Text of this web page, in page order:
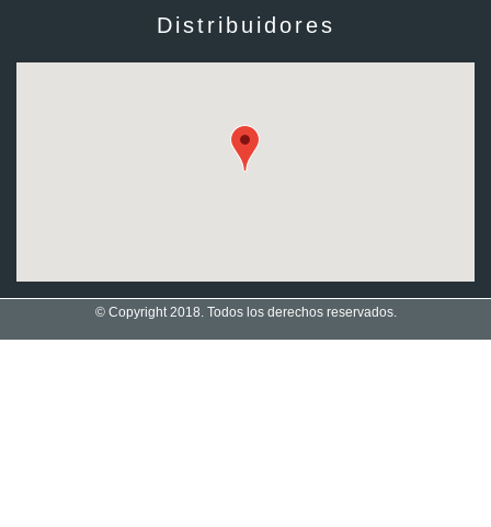
Distribuidores
© Copyright 2018. Todos los derechos reservados.